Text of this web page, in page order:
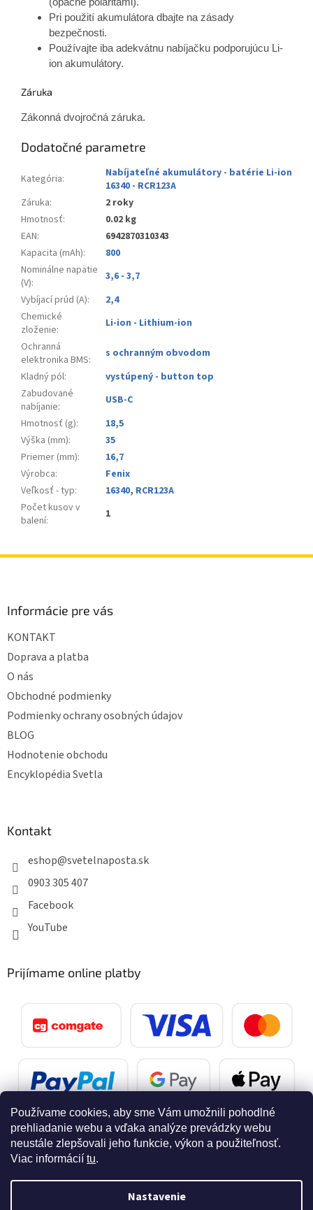
Používame cookies, aby sme Vám umožnili pohodlné
prehliadanie webu a vďaka analýze prevádzky webu
neustále zlepšovali jeho funkcie, výkon a použiteľnosť.
Viac informácií tu.
Nastavenie
Pri použití akumulátora dbajte na zásady
bezpečnosti.
Používajte iba adekvátnu nabíjačku podporujúcu Li-
ion akumulátory.
Záruka
Zákonná dvojročná záruka.
Dodatočné parametre
Kategória:
Nabíjateľné akumulátory - batérie Li-ion
16340 - RCR123A
Záruka:
2 roky
Hmotnosť:
0.02 kg
EAN:
6942870310343
Kapacita (mAh):
800
Nominálne napätie
(V):
3,6 - 3,7
Vybíjací prúd (A):
2,4
Chemické
zloženie:
Li-ion - Lithium-ion
Ochranná
elektronika BMS:
s ochranným obvodom
Kladný pól:
vystúpený - button top
Zabudované
nabíjanie:
USB-C
Hmotnosť (g):
18,5
Výška (mm):
35
Priemer (mm):
16,7
Výrobca:
Fenix
Veľkosť - typ: 16340, RCR123A
Počet kusov v
balení: 1
Informácie pre vás
KONTAKT
Doprava a platba
O nás
Obchodné podmienky
Podmienky ochrany osobných údajov
BLOG
Hodnotenie obchodu
Encyklopédia Svetla
Kontakt
eshop@svetelnaposta.sk
0903 305 407
Facebook
YouTube
Prijímame online platby
Vytvoril Shoptet